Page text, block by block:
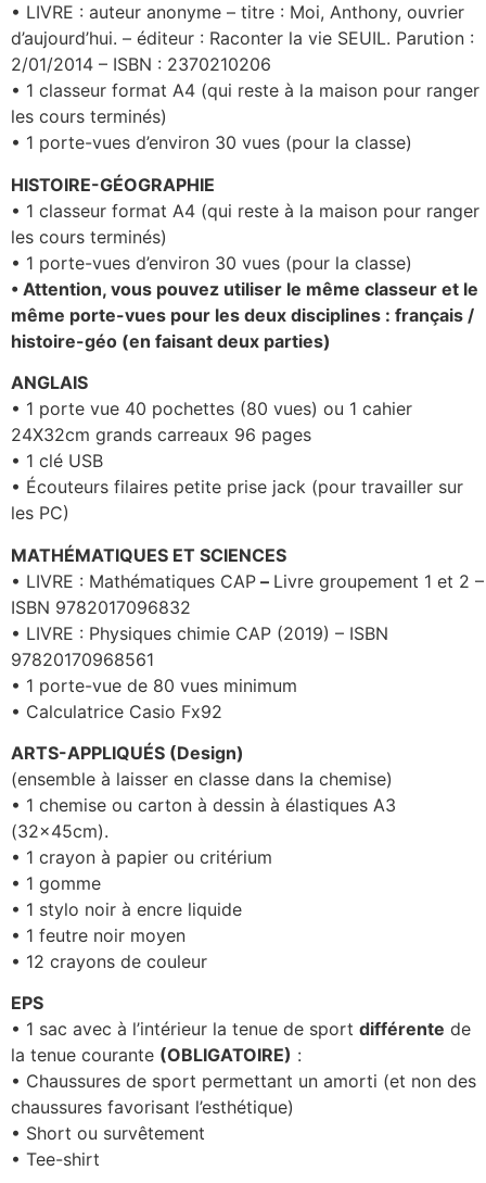
• LIVRE : auteur anonyme – titre : Moi, Anthony, ouvrier
d’aujourd’hui. – éditeur : Raconter la vie SEUIL. Parution :
2/01/2014 – ISBN : 2370210206
• 1 classeur format A4 (qui reste à la maison pour ranger
les cours terminés)
• 1 porte-vues d’environ 30 vues (pour la classe)
HISTOIRE-GÉOGRAPHIE
• 1 classeur format A4 (qui reste à la maison pour ranger
les cours terminés)
• 1 porte-vues d’environ 30 vues (pour la classe)
• Attention, vous pouvez utiliser le même classeur et le
même porte-vues pour les deux disciplines : français /
histoire-géo (en faisant deux parties)
ANGLAIS
• 1 porte vue 40 pochettes (80 vues) ou 1 cahier
24X32cm grands carreaux 96 pages
• 1 clé USB
• Écouteurs filaires petite prise jack (pour travailler sur
les PC)
MATHÉMATIQUES ET SCIENCES
• LIVRE : Mathématiques CAP – Livre groupement 1 et 2 –
ISBN 9782017096832
• LIVRE : Physiques chimie CAP (2019) – ISBN
97820170968561
• 1 porte-vue de 80 vues minimum
• Calculatrice Casio Fx92
ARTS-APPLIQUÉS (Design)
(ensemble à laisser en classe dans la chemise)
• 1 chemise ou carton à dessin à élastiques A3
(32x45cm).
• 1 crayon à papier ou critérium
• 1 gomme
• 1 stylo noir à encre liquide
• 1 feutre noir moyen
• 12 crayons de couleur
EPS
• 1 sac avec à l’intérieur la tenue de sport différente de
la tenue courante (OBLIGATOIRE) :
• Chaussures de sport permettant un amorti (et non des
chaussures favorisant l’esthétique)
• Short ou survêtement
• Tee-shirt